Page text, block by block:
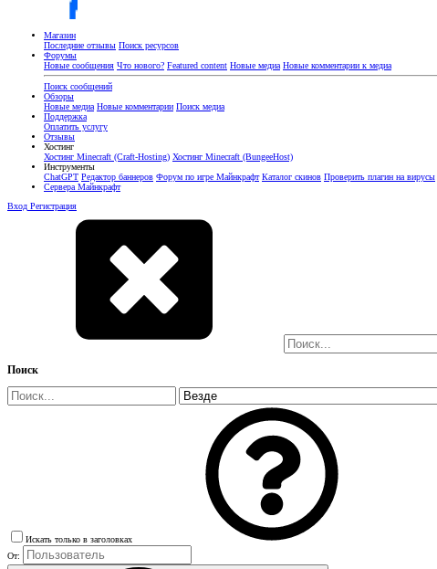
Магазин
Последние отзывы Поиск ресурсов
Форумы
Новые сообщения Что нового? Featured content Новые медиа Новые комментарии к медиа
Поиск сообщений
Обзоры
Новые медиа Новые комментарии Поиск медиа
Поддержка
Оплатить услугу
Отзывы
Хостинг
Хостинг Minecraft (Craft-Hosting) Хостинг Minecraft (BungeeHost)
Инструменты
ChatGPT Редактор баннеров Форум по игре Майнкрафт Каталог скинов Проверить плагин на вирусы
Сервера Майнкрафт
Вход Регистрация
Поиск
Искать только в заголовках
От: